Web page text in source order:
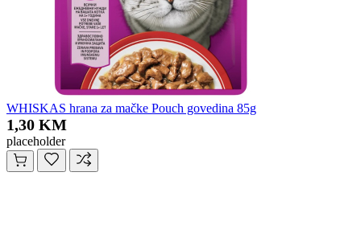
WHISKAS hrana za mačke Pouch govedina 85g
1,30 KM
placeholder